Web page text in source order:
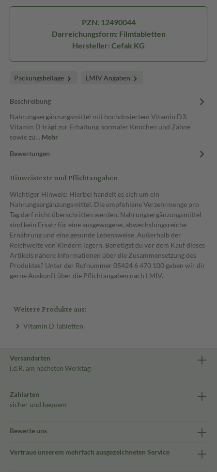
PZN: 12490044
Darreichungsform: Filmtabletten
Hersteller: Cefak KG
Packungsbeilage LMIV Angaben
Beschreibung
Nahrungsergänzungsmittel mit hochdosiertem Vitamin D3.
Vitamin D trägt zur Erhaltung normaler Knochen und Zähne
sowie zu… Mehr
Bewertungen
Hinweistexte und Pflichtangaben
Wichtiger Hinweis: Hierbei handelt es sich um ein
Nahrungsergänzungsmittel. Die empfohlene Verzehrmenge pro
Tag darf nicht überschritten werden. Nahrungsergänzungsmittel
sind kein Ersatz für eine ausgewogene, abwechslungsreiche
Ernährung und eine gesunde Lebensweise. Außerhalb der
Reichweite von Kindern lagern. Benötigst du vor dem Kauf dieses
Artikels nähere Informationen über die Zusammensetzung des
Produktes? Unter der Rufnummer 05424 6 470 100 geben wir dir
gerne Auskunft über die Pflichtangaben nach LMIV.
Weitere Produkte aus:
Vitamin D Tabletten
Versandarten
i.d.R. am nächsten Werktag
Zahlarten
sicher und bequem
Bewerte uns
Vertraue unserem mehrfach ausgezeichneten Service